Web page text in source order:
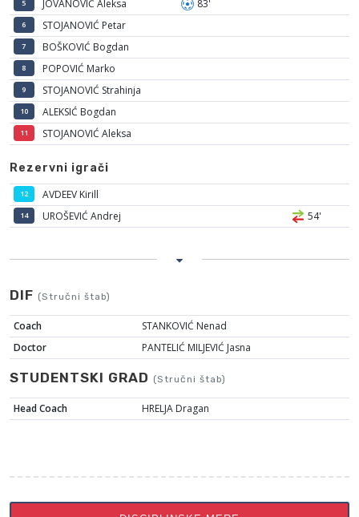
5 JOVANOVIĆ Aleksa 83'
6 STOJANOVIĆ Petar
7 BOŠKOVIĆ Bogdan
8 POPOVIĆ Marko
9 STOJANOVIĆ Strahinja
10 ALEKSIĆ Bogdan
11 STOJANOVIĆ Aleksa
Rezervni igrači
12 AVDEEV Kirill
14 UROŠEVIĆ Andrej 54'
DIF (Stručni štab)
Coach
STANKOVIĆ Nenad
Doctor
PANTELIĆ MILJEVIĆ Jasna
STUDENTSKI GRAD (Stručni štab)
Head Coach HRELJA Dragan